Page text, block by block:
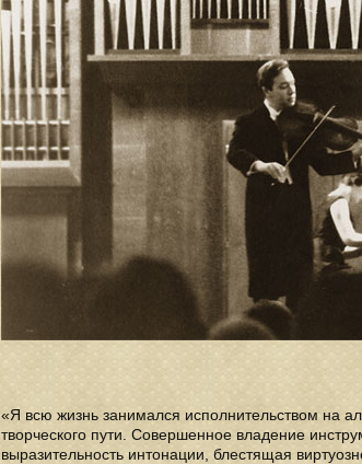
«Я всю жизнь занимался исполнительством на
творческого пути. Совершенное владение
выразительность интонации, блестящая